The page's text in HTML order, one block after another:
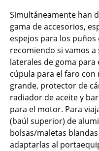
Simultáneamente han
gama de accesorios,
espejos para los
recomiendo si vamos
laterales de goma
cúpula para el faro
grande, protector de
radiador de aceite y
para el motor. Para
(baúl superior) de
bolsas/maletas
adaptarlas al